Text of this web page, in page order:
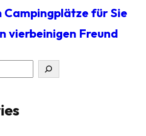
für Sie
vierbeinigen Freund